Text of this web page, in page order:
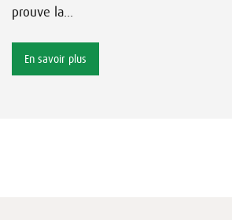
prouve la...
En savoir plus